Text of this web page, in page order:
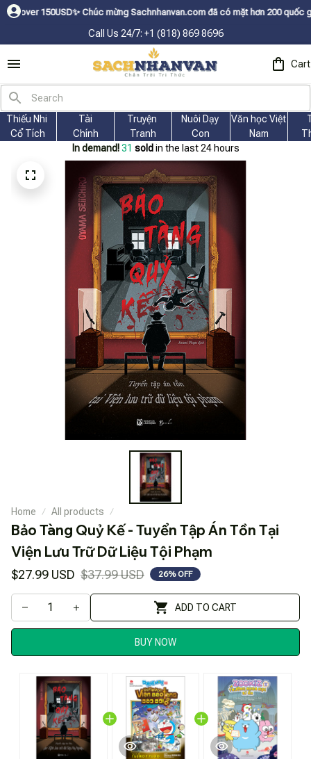
ㅤ✨ Chúc mừng Sachnhanvan.com đã có mặt hơn 200 quốc gia như
Call Us 24/7: +1 (818) 869 8696
Cart
Thiếu Nhi
Cổ Tích
Tài
Chính
Truyện
Tranh
Nuôi Dạy
Con
Văn học Việt
Nam
In demand! 31 sold in the last 24 hours
Home All products
Bảo Tàng Quỷ Kế - Tuyển Tập Án Tồn Tại
Viện Lưu Trữ Dữ Liệu Tội Phạm
$27.99 USD $37.99 USD 26% OFF
ADD TO CART
BUY NOW